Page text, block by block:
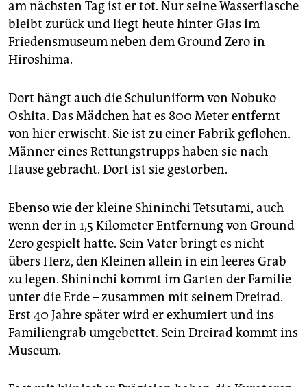
am nächsten Tag ist er tot. Nur seine Wasserflasche
bleibt zurück und liegt heute hinter Glas im
Friedensmuseum neben dem Ground Zero in
Hiroshima.
Dort hängt auch die Schuluniform von Nobuko
Oshita. Das Mädchen hat es 800 Meter entfernt
von hier erwischt. Sie ist zu einer Fabrik geflohen.
Männer eines Rettungstrupps haben sie nach
Hause gebracht. Dort ist sie gestorben.
Ebenso wie der kleine Shininchi Tetsutami, auch
wenn der in 1,5 Kilometer Entfernung von Ground
Zero gespielt hatte. Sein Vater bringt es nicht
übers Herz, den Kleinen allein in ein leeres Grab
zu legen. Shininchi kommt im Garten der Familie
unter die Erde – zusammen mit seinem Dreirad.
Erst 40 Jahre später wird er exhumiert und ins
Familiengrab umgebettet. Sein Dreirad kommt ins
Museum.